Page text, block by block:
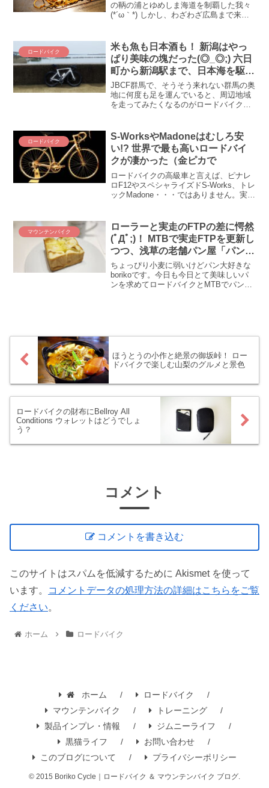
の鞆の浦とゆめしま海道を制覇した我々
(*´ω｀*) しかし、わざわざ広島まで来た
きを食べることであります(・∀・) そうし
たら、...
ロードバイク
米も魚も日本酒も！ 新潟はやっ
ぱり美味の塊だった(◎_◎;) 六日
町から新潟駅まで、日本海を駆け
上がる土砂降りロードバイクライ
ド！
JBCF群馬で、そうそう来れない群馬の奥
地に何度も足を運んでいると、周辺地域
を走ってみたくなるのがロードバイク乗
ードバイクで憂さ晴らしをすることにし
ました。目的地は新潟駅！ 初めて走る新
潟県は・・・何食べても美味かった(´_ゝ
｀)
ロードバイク
S-WorksやMadoneはむしろ安
い!? 世界で最も高いロードバイ
クが凄かった（金ピカで
ロードバイクの高級車と言えば、ピナレ
ロF12やスペシャライズドS-Works、トレ
ックMadone・・・ではありません。実は
す。世界で最も高いロードバイクのお値
段はどれくらいなのか！？ 世界最高金額
のロードバイクをご紹介します。
マウンテンバイク
ローラーと実走のFTPの差に愕然
(ﾟДﾟ;)！ MTBで実走FTPを更新し
つつ、浅草の老舗パン屋「パンの
ペリカン」に行ってみた！
ちょっぴり小麦に弱いけどパン大好きな
borikoです。今日も今日とて美味しいパ
ンを求めてロードバイクとMTBでパン屋
ほうとうの小作と絶景の御坂峠！ ロー
ドバイクで楽しむ山梨のグルメと景色
ロードバイクの財布にBellroy All
Conditions ウォレットはどうでしょ
う？
コメント
コメントを書き込む
このサイトはスパムを低減するために Akismet を使って
います。
コメントデータの処理方法の詳細はこちらをご覧
ください。
ホーム ロードバイク
ホーム
ロードバイク
マウンテンバイク
トレーニング
製品インプレ・情報
ジムニーライフ
黒猫ライフ
お問い合わせ
このブログについて
プライバシーポリシー
© 2015 Boriko Cycle｜ロードバイク ＆ マウンテンバイク ブログ.